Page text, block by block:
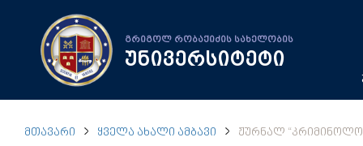
გრიგოლ რობაქიძის სახელობის
უნივერსიტეტი
ᲛᲗᲐᲕᲐᲠᲘ ᲧᲕᲔᲚᲐ ᲐᲮᲐᲚᲘ ᲐᲛᲑᲐᲕᲘ ᲟᲣᲠᲜᲐᲚ